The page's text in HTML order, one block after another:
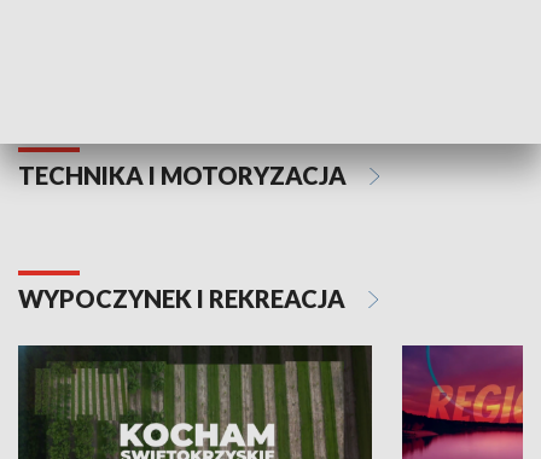
TECHNIKA I MOTORYZACJA
WYPOCZYNEK I REKREACJA